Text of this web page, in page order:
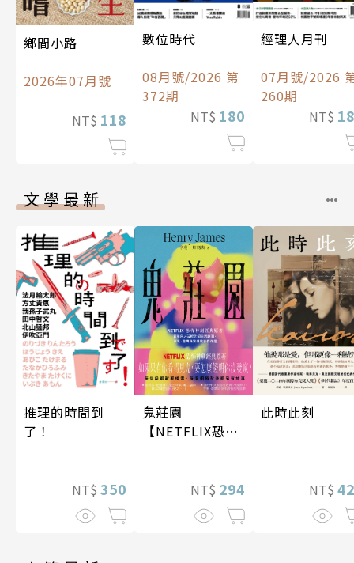
鄉間小路
2026年07月號
NT$ 118
數位時代
08月號/2026 第
372期
NT$ 180
經理人月刊
07月號/2026
260期
NT$
文學最新
推理的時間到
了！
NT$ 350
鬼莊園
【NETFLIX恐怖
NT$ 294
此時此刻
NT$